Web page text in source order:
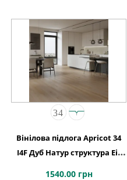
Вінілова підлога Apricot 34
I4F Дуб Натур структура Eir
1540.00 грн